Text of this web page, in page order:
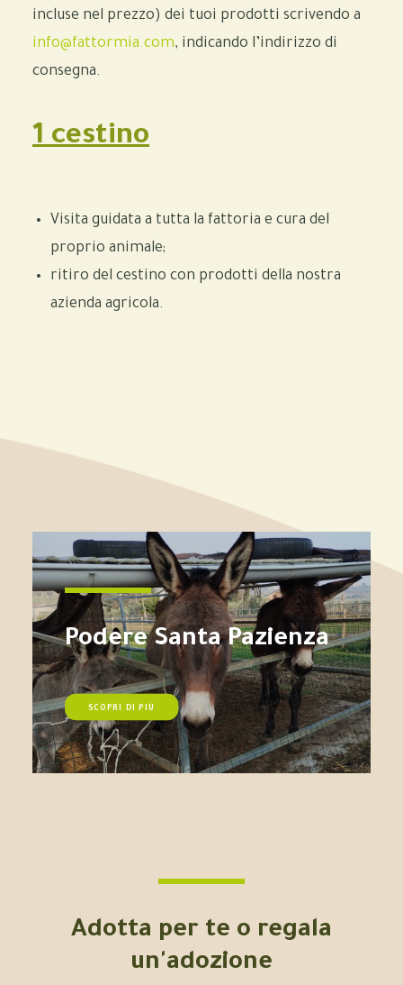
incluse nel prezzo) dei tuoi prodotti scrivendo a
info@fattormia.com, indicando l’indirizzo di
consegna.
1 cestino
Visita guidata a tutta la fattoria e cura del
proprio animale;
ritiro del cestino con prodotti della nostra
azienda agricola.
Podere Santa Pazienza
SCOPRI DI PIÙ
Adotta per te o regala
un'adozione